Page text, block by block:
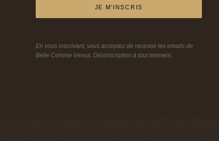
JE M'INSCRIS
En vous inscrivant, vous acceptez de recevoir les emails de
Belle Comme Venus. Désinscription à tout moment.